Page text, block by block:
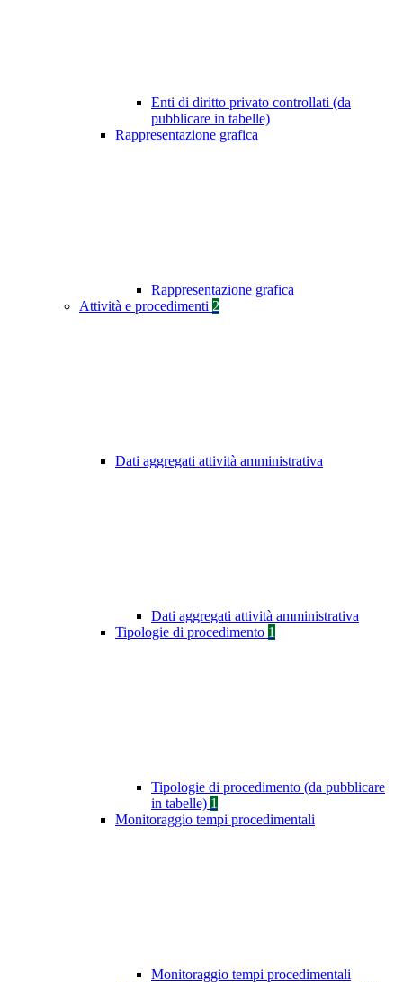
Enti di diritto privato controllati (da
pubblicare in tabelle)
Rappresentazione grafica
Rappresentazione grafica
Attività e procedimenti 2
Dati aggregati attività amministrativa
Dati aggregati attività amministrativa
Tipologie di procedimento 1
Tipologie di procedimento (da pubblicare
in tabelle) 1
Monitoraggio tempi procedimentali
Monitoraggio tempi procedimentali